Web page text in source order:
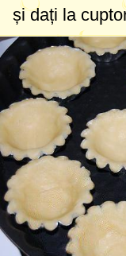
și dați la